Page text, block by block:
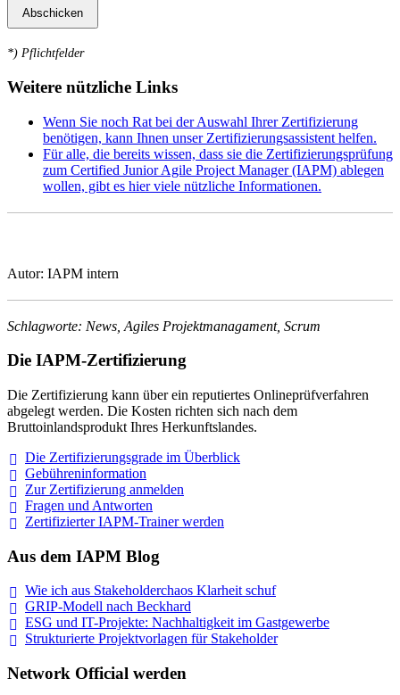
*) Pflichtfelder
Weitere nützliche Links
Wenn Sie noch Rat bei der Auswahl Ihrer Zertifizierung
benötigen, kann Ihnen unser Zertifizierungsassistent helfen.
Für alle, die bereits wissen, dass sie die Zertifizierungsprüfung
zum Certified Junior Agile Project Manager (IAPM) ablegen
wollen, gibt es hier viele nützliche Informationen.
Autor: IAPM intern
Schlagworte: News, Agiles Projektmanagament, Scrum
Die IAPM-Zertifizierung
Die Zertifizierung kann über ein reputiertes Onlineprüfverfahren
abgelegt werden. Die Kosten richten sich nach dem
Bruttoinlandsprodukt Ihres Herkunftslandes.
Die Zertifizierungsgrade im Überblick
Gebühreninformation
Zur Zertifizierung anmelden
Fragen und Antworten
Zertifizierter IAPM-Trainerwerden
Aus dem IAPM Blog
Wie ich aus Stakeholderchaos Klarheitschuf
GRIP-Modell nach Beckhard
ESG und IT-Projekte: Nachhaltigkeit im Gastgewerbe
Strukturierte Projektvorlagen für Stakeholder
Network Official werden